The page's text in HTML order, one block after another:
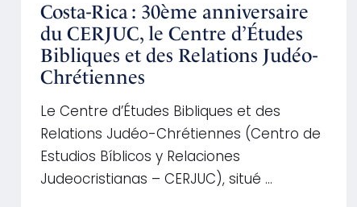
Costa-Rica : 30ème anniversaire
du CERJUC, le Centre d’Études
Bibliques et des Relations Judéo-
Chrétiennes
Le Centre d’Études Bibliques et des
Relations Judéo-Chrétiennes (Centro de
Estudios Bíblicos y Relaciones
Judeocristianas – CERJUC), situé …